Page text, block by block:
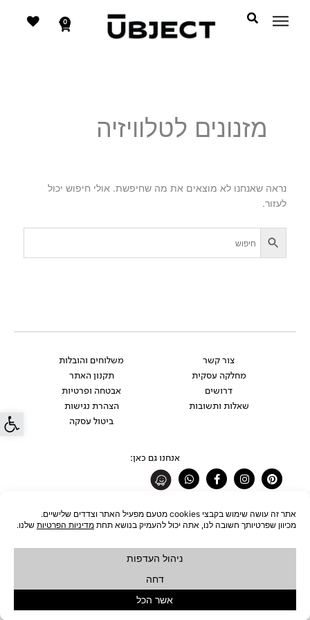
פתח
לתוכן
0
עגלת
קניות
מזנונים לטלוויזיה
נראה שאנחנו לא מוצאים את מה שחיפשת. אולי חיפוש יכול
לעזור.
צור קשר
מחלקה עסקית
דרושים
שאלות ותשובות
משלוחים והובלות
תקנון האתר
אבטחה ופרטיות
הצהרת נגישות
ביטול עסקה
אנחנו גם כאן:
Pinterest
Instagram
Facebook-
f
Whatsapp
רוצים להתעדכן לפני כולם?
כל הזכויות שמורות לחברת ŪBJECT בע"מ © 2026